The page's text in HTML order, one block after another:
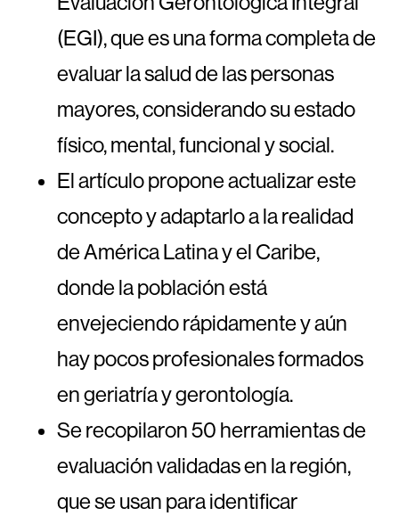
(EGI), que es una forma completa de
evaluar la salud de las personas
mayores, considerando su estado
físico, mental, funcional y social.
El artículo propone actualizar este
concepto y adaptarlo a la realidad
de América Latina y el Caribe,
donde la población está
envejeciendo rápidamente y aún
hay pocos profesionales formados
en geriatría y gerontología.
Se recopilaron 50 herramientas de
evaluación validadas en la región,
que se usan para identificar